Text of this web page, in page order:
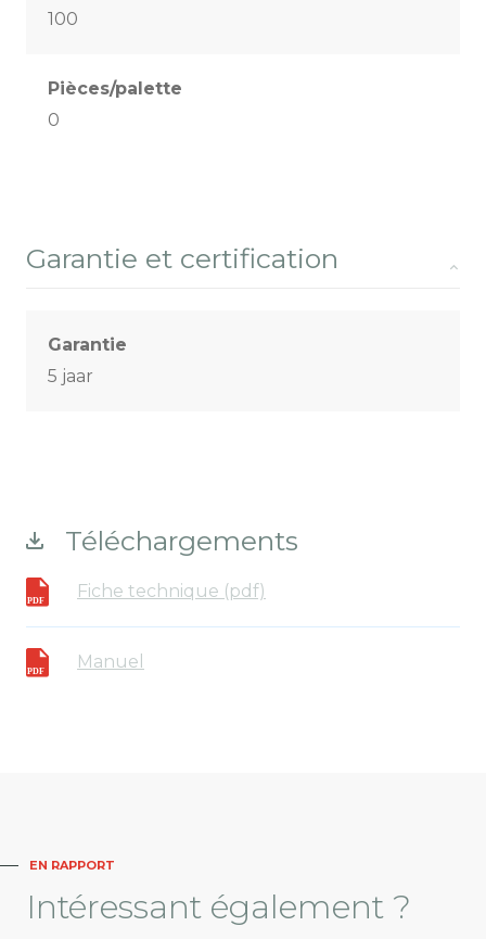
100
Pièces/palette
0
Garantie et certification
Garantie
5 jaar
Téléchargements
Fiche technique (pdf)
Manuel
EN RAPPORT
Intéressant également ?